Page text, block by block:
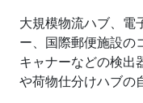
大規模物流ハブ、電
ー、国際郵便施設の
キャナーなどの検出
や荷物仕分けハブの